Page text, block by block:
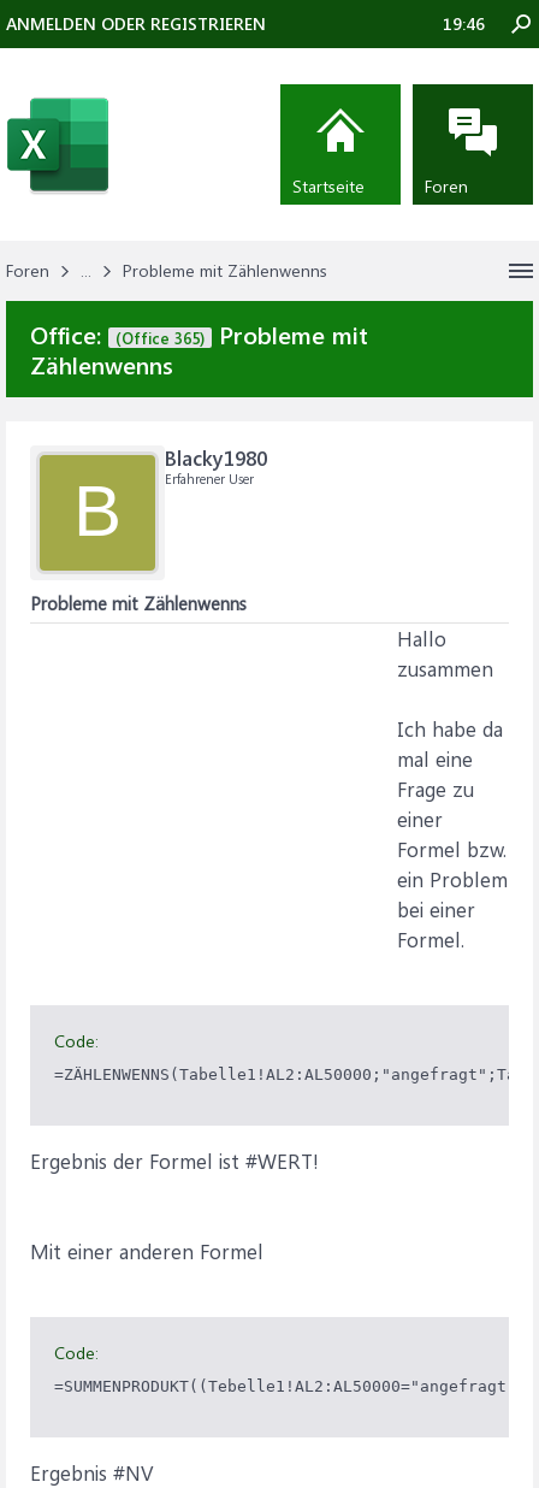
Foren ... Probleme mit Zählenwenns
Office: (Office 365)
Probleme mit
Zählenwenns
B
Blacky1980
Erfahrener User
Probleme mit Zählenwenns
Hallo
zusammen
Ich habe da
mal eine
Frage zu
einer
Formel bzw.
ein Problem
bei einer
Formel.
Code:
Ergebnis der Formel ist #WERT!
Mit einer anderen Formel
Code:
Ergebnis #NV
ANMELDEN ODER REGISTRIEREN 19:46
Startseite Foren